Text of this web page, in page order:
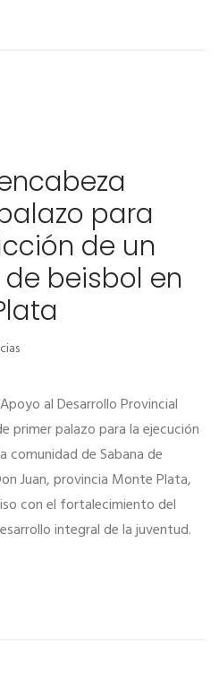
para
de un
beisbol en
al Desarrollo Provincial
primer palazo para la ejecución
comunidad de Sabana de
Juan, provincia Monte Plata,
con el fortalecimiento del
integral de la juventud.